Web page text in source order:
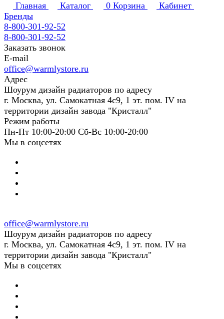
Главная
Каталог 0 Корзина
Кабинет
Бренды
8-800-301-92-52
8-800-301-92-52
Заказать звонок
E-mail
office@warmlystore.ru
Адрес
Шоурум дизайн радиаторов по адресу
г. Москва, ул. Самокатная 4с9, 1 эт. пом. IV на
территории дизайн завода "Кристалл"
Режим работы
Пн-Пт 10:00-20:00 Сб-Вс 10:00-20:00
Мы в соцсетях
office@warmlystore.ru
Шоурум дизайн радиаторов по адресу
г. Москва, ул. Самокатная 4с9, 1 эт. пом. IV на
территории дизайн завода "Кристалл"
Мы в соцсетях